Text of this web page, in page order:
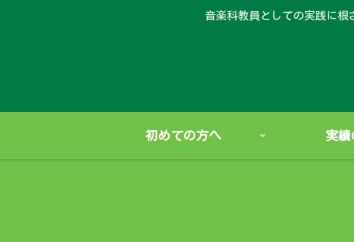
音楽科教員としての実践に根
初めての方へ 実績